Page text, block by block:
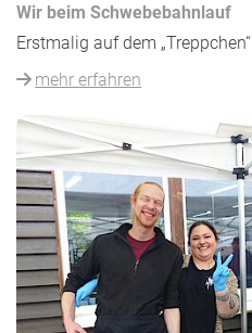
Wir beim Schwebebahnlauf
Erstmalig auf dem „Treppchen“
mehr erfahren